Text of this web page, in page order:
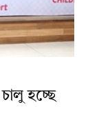
হচ্ছে